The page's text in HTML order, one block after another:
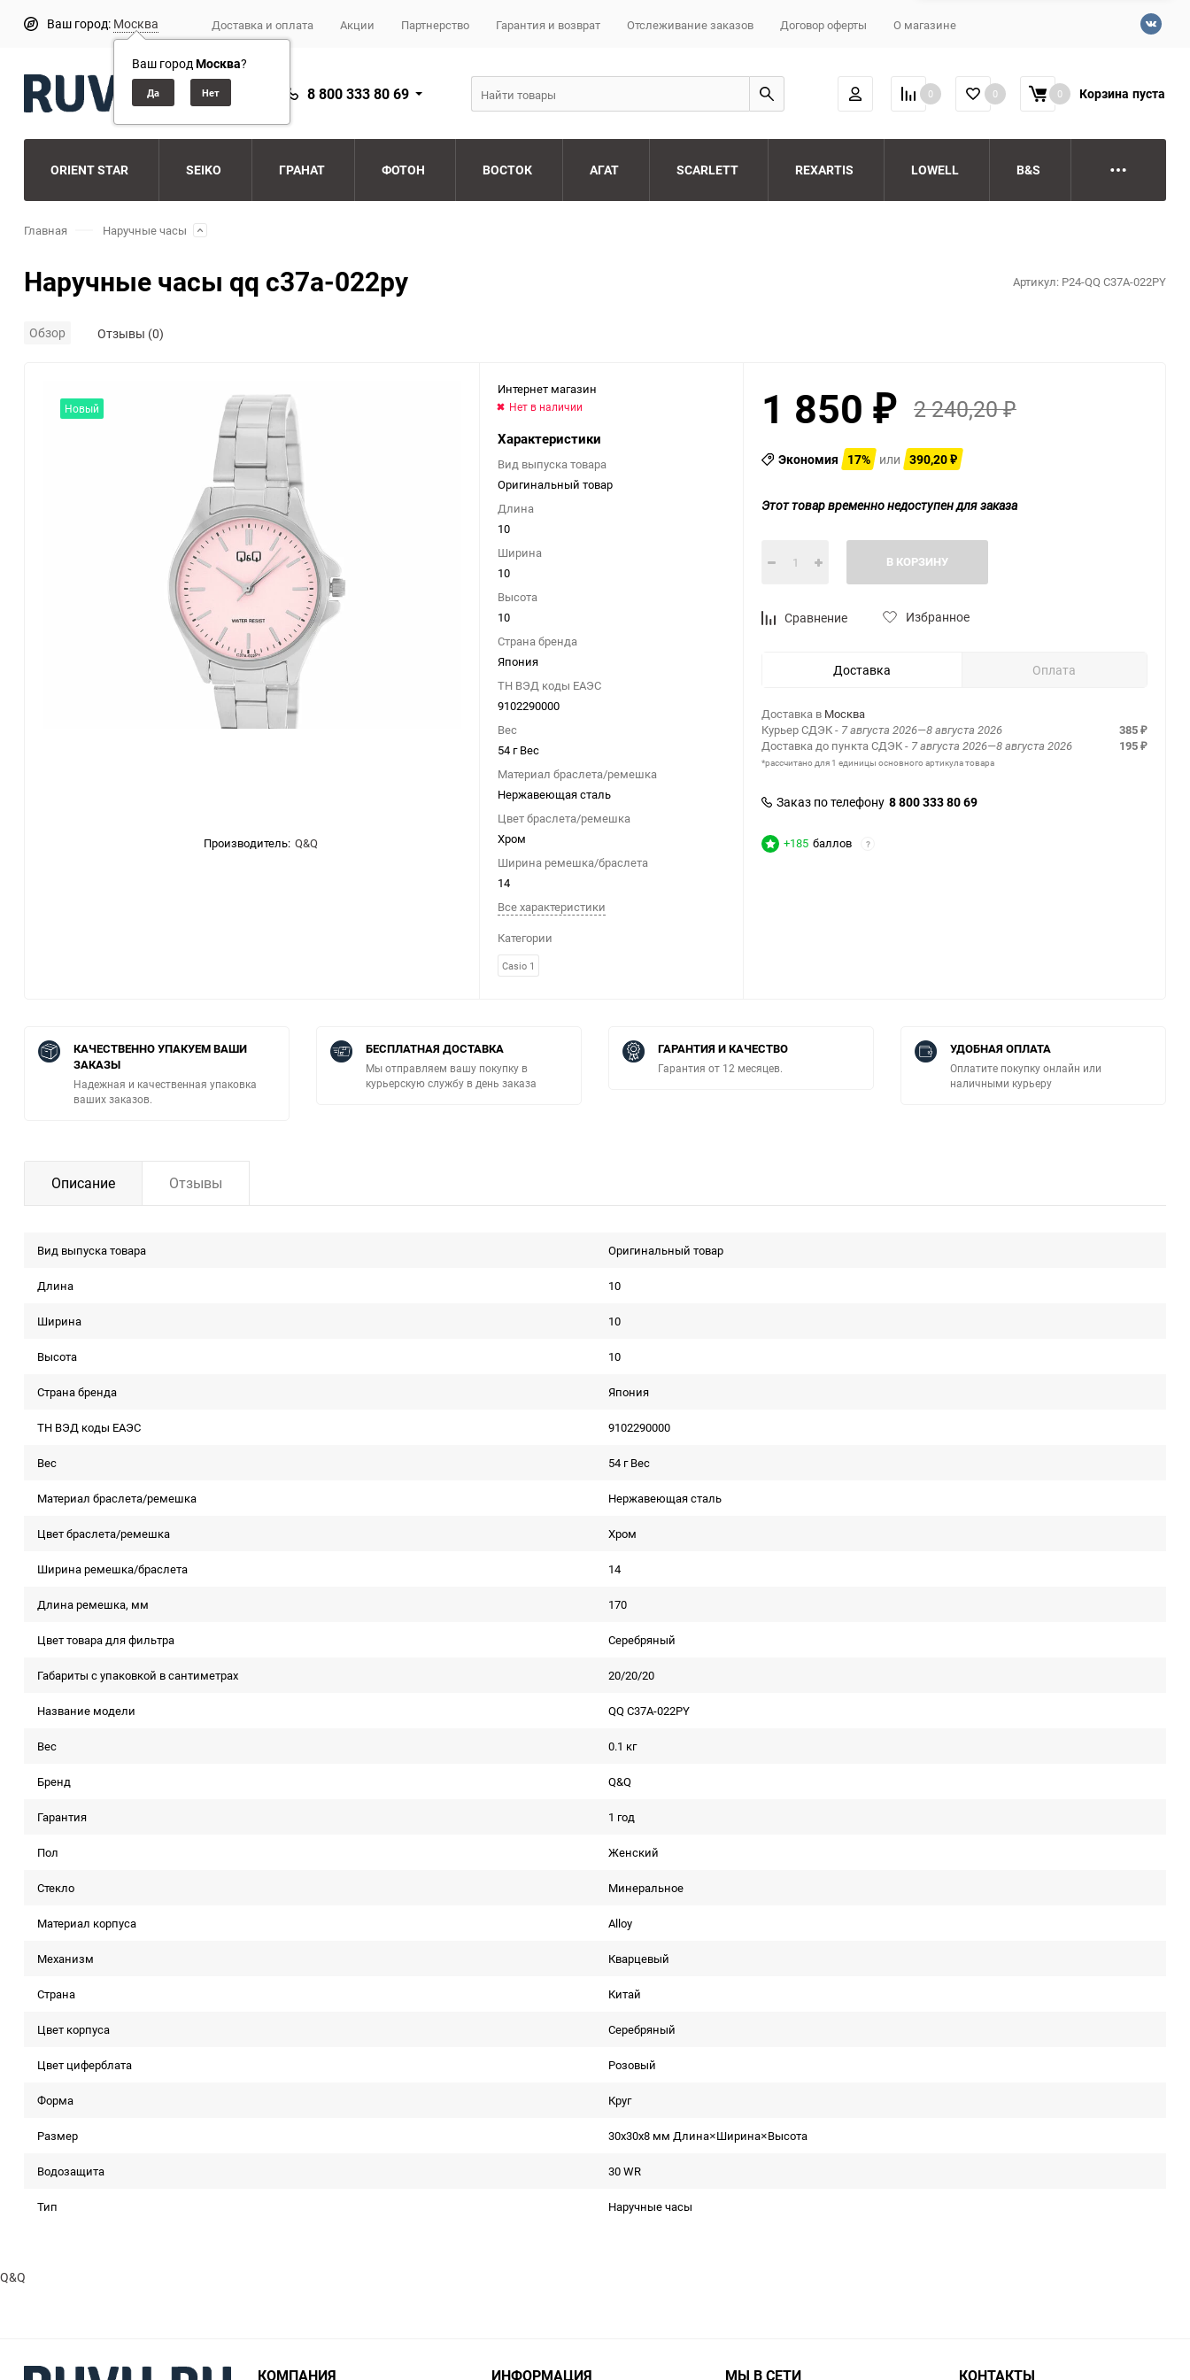
Ваш город: Москва
Ваш городМосква?
Доставка и оплата Акции Партнерство Гарантия и возврат Отслеживание заказов Договор оферты О магазине
8 800 333 80 69 0 0 0 Корзина пуста
ORIENT STAR SEIKO ГРАНАТ ФОТОН ВОСТОК АГАТ SCARLETT REXARTIS LOWELL B&S
Главная Наручные часы
Наручные часы qq c37a-022py Артикул: P24-QQ C37A-022PY
Обзор Отзывы (0)
Новый
Производитель: Q&Q
Интернет магазин
Нет в наличии
Характеристики
Вид выпуска товара
Оригинальный товар
Длина
10
Ширина
10
Высота
10
Страна бренда
Япония
ТН ВЭД коды ЕАЭС
9102290000
Вес
54 г Вес
Материал браслета/ремешка
Нержавеющая сталь
Цвет браслета/ремешка
Хром
Ширина ремешка/браслета
14
Все характеристики
Категории
Casio 1
1 850 ₽ 2 240,20₽
Экономия 17% или 390,20 ₽
Этот товар временно недоступен для заказа
В КОРЗИНУ
Сравнение Избранное
Доставка Оплата
Доставка в Москва
Курьер СДЭК- 7 августа 2026—8 августа 2026 385 ₽
Доставка до пункта СДЭК- 7 августа 2026—8 августа 2026 195 ₽
*рассчитано для 1 единицы основного артикула товара
Заказ по телефону 8 800 333 80 69
+185 баллов ?
КАЧЕСТВЕННО УПАКУЕМ ВАШИ
ЗАКАЗЫ
Надежная и качественная упаковка
ваших заказов.
БЕСПЛАТНАЯ ДОСТАВКА
Мы отправляем вашу покупку в
курьерскую службу в день заказа
ГАРАНТИЯ И КАЧЕСТВО
Гарантия от 12 месяцев.
УДОБНАЯ ОПЛАТА
Оплатите покупку онлайн или
наличными курьеру
Описание Отзывы
Вид выпуска товара Оригинальный товар
Длина 10
Ширина 10
Высота 10
Страна бренда Япония
ТН ВЭД коды ЕАЭС 9102290000
Вес 54 г Вес
Материал браслета/ремешка Нержавеющая сталь
Цвет браслета/ремешка Хром
Ширина ремешка/браслета 14
Длина ремешка, мм 170
Цвет товара для фильтра Серебряный
Габариты с упаковкой в сантиметрах 20/20/20
Название модели QQ C37A-022PY
Вес 0.1 кг
Бренд Q&Q
Гарантия 1 год
Пол Женский
Стекло Минеральное
Материал корпуса Alloy
Механизм Кварцевый
Страна Китай
Цвет корпуса Серебряный
Цвет циферблата Розовый
Форма Круг
Размер 30x30x8 мм Длина×Ширина×Высота
Водозащита 30 WR
Тип Наручные часы
Q&Q
КОМПАНИЯ ИНФОРМАЦИЯ МЫ В СЕТИ КОНТАКТЫ